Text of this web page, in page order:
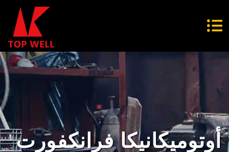
أوتوميكانيكا فرانكفورت